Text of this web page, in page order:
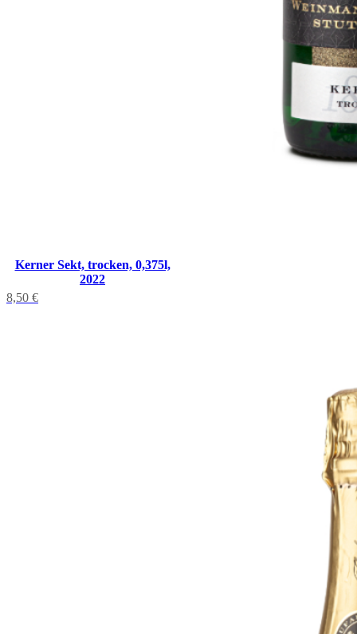
Kerner Sekt, trocken, 0,375l,
2022
8,50 €